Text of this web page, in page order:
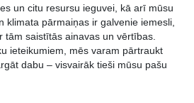
un citu resursu ieguvei, kā arī mūsu
klimata pārmaiņas ir galvenie iemesli,
tām saistītās ainavas un vērtības.
ieteikumiem, mēs varam pārtraukt
dabu – visvairāk tieši mūsu pašu